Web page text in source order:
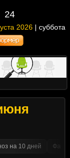
24
2026 | суббота
на 10 дней